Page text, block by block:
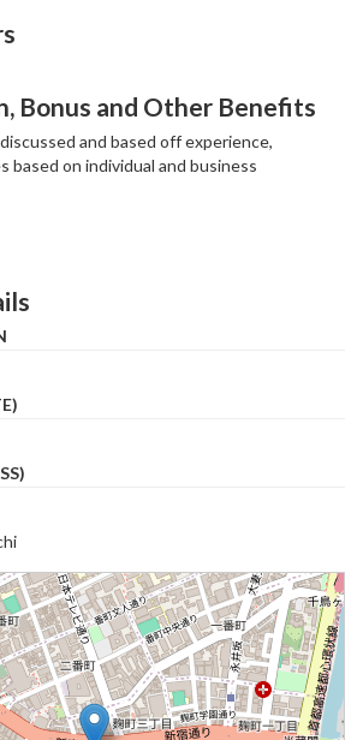
Bonus and Other Benefits
and based off experience,
based on individual and business